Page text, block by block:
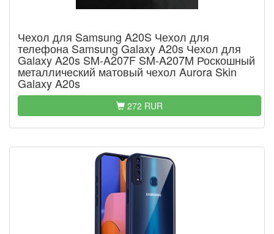
Чехол для Samsung A20S Чехол для
телефона Samsung Galaxy A20s Чехол для
Galaxy A20s SM-A207F SM-A207M Роскошный
металлический матовый чехол Aurora Skin
Galaxy A20s
272 RUR